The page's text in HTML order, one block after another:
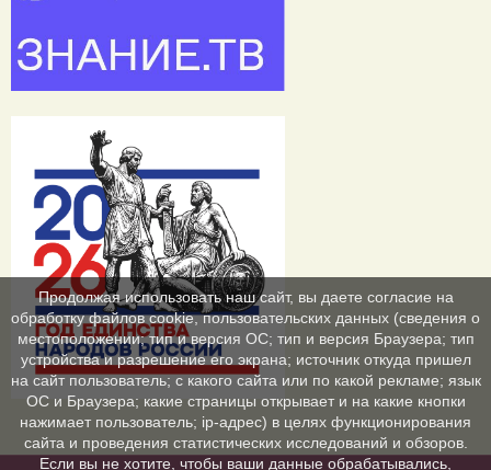
Продолжая использовать наш сайт, вы даете согласие на
обработку файлов cookie, пользовательских данных (сведения о
местоположении; тип и версия ОС; тип и версия Браузера; тип
устройства и разрешение его экрана; источник откуда пришел
на сайт пользователь; с какого сайта или по какой рекламе; язык
ОС и Браузера; какие страницы открывает и на какие кнопки
нажимает пользователь; ip-адрес) в целях функционирования
сайта и проведения статистических исследований и обзоров.
Если вы не хотите, чтобы ваши данные обрабатывались,